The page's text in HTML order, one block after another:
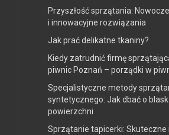
Przyszłość sprzątania:
i innowacyjne rozwiązania
Jak prać delikatne tkaniny?
Kiedy zatrudnić firmę
piwnic Poznań – porządki w
Specjalistyczne metody
syntetycznego: Jak dbać o
powierzchni
Sprzątanie tapicerki: